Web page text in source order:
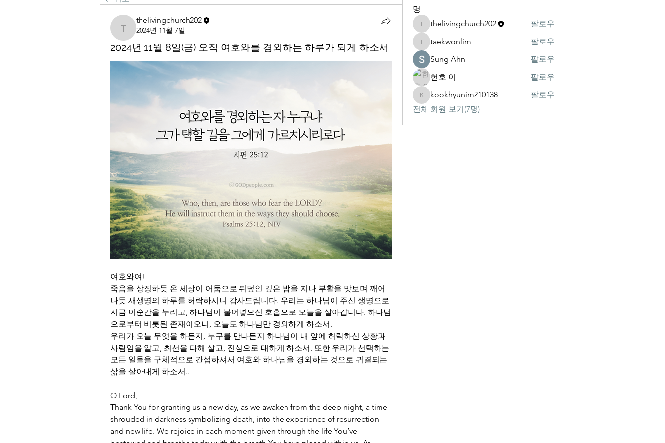
thelivingchurch202
thelivingchurch202
2024년 11월 7일
2024년 11월 8일(금) 오직 여호와를 경외하는 하루가 되게 하소서
여호와여!
죽음을 상징하듯 온 세상이 어둠으로 뒤덮인 깊은 밤을 지나 부활을 맛보며 깨어
나듯 새생명의 하루를 허락하시니 감사드립니다. 우리는 하나님이 주신 생명으로
지금 이순간을 누리고, 하나님이 불어넣으신 호흡으로 오늘을 살아갑니다. 하나님
으로부터 비롯된 존재이오니, 오늘도 하나님만 경외하게 하소서.
우리가 오늘 무엇을 하든지, 누구를 만나든지 하나님이 내 앞에 허락하신 상황과
사람임을 알고, 최선을 다해 살고, 진심으로 대하게 하소서. 또한 우리가 선택하는
모든 일들을 구체적으로 간섭하셔서 여호와 하나님을 경외하는 것으로 귀결되는
삶을 살아내게 하소서..
O Lord,
Thank You for granting us a new day, as we awaken from the deep night, a time
shrouded in darkness symbolizing death, into the experience of resurrection
and new life. We rejoice in each moment given through the life You’ve
명
thelivingchurch202
thelivingchurch202 팔로우
taekwonlim
taekwonlim
팔로우
Sung Ahn
팔로우
헌호 이
팔로우
kookhyunim210138
kookhyunim210138
팔로우
전체 회원 보기(7명)